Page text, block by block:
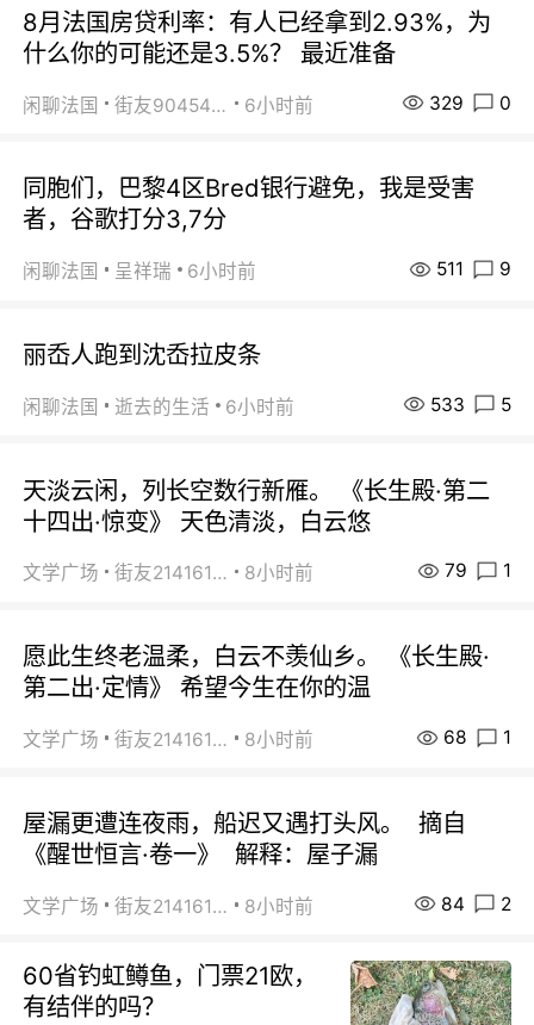
8月法国房贷利率：有人已经拿到2.93%，为
什么你的可能还是3.5%？ 最近准备
闲聊法国 街友90454511 6小时前 329 0
同胞们，巴黎4区Bred银行避免，我是受害
者，谷歌打分3,7分
闲聊法国 呈祥瑞 6小时前 511 9
丽岙人跑到沈岙拉皮条
闲聊法国 逝去的生活 6小时前 533 5
天淡云闲，列长空数行新雁。 《长生殿·第二
十四出·惊变》 天色清淡，白云悠
文学广场 街友21416156 8小时前 79 1
愿此生终老温柔，白云不羡仙乡。 《长生殿·
第二出·定情》 希望今生在你的温
文学广场 街友21416156 8小时前 68 1
屋漏更遭连夜雨，船迟又遇打头风。 摘自
《醒世恒言·卷一》 解释：屋子漏
文学广场 街友21416156 8小时前 84 2
60省钓虹鳟鱼，门票21欧，
有结伴的吗？